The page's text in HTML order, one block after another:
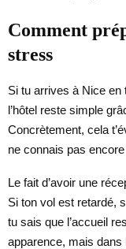
Comment
stress
Si tu arrives à Nice en
l’hôtel reste simple
Concrètement, cela
ne connais pas
Le fait d’avoir une
Si ton vol est retardé,
tu sais que l’accueil
apparence, mais